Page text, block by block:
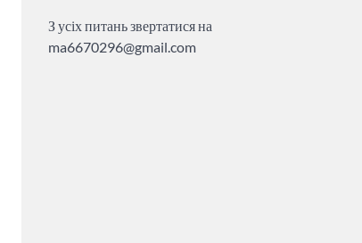
З усіх питань звертатися на
ma6670296@gmail.com